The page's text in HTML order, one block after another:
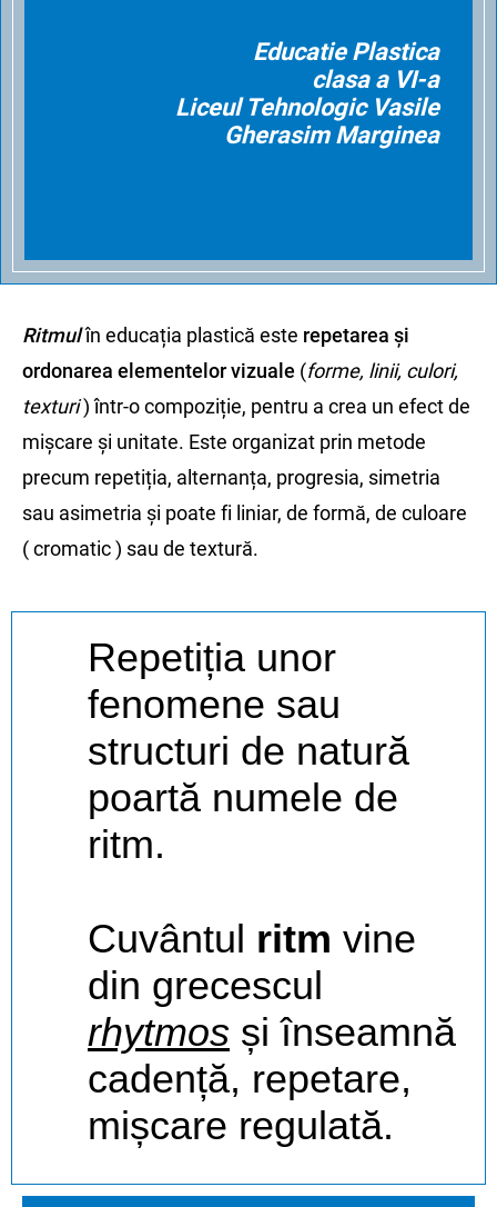
Educatie Plastica
clasa a VI-a
Liceul Tehnologic Vasile
Gherasim Marginea
Ritmulîn educația plastică este repetarea și
ordonarea elementelor vizuale (forme, linii, culori,
texturi) într-o compoziție, pentru a crea un efect de
mișcare și unitate. Este organizat prin metode
precum repetiția, alternanța, progresia, simetria
sau asimetria și poate fi liniar, de formă, de culoare
( cromatic ) sau de textură.
Repetiția unor
fenomene sau
structuri de natură
poartă numele de
ritm.
Cuvântul ritm vine
din grecescul
rhytmos și înseamnă
cadență, repetare,
mișcare regulată.